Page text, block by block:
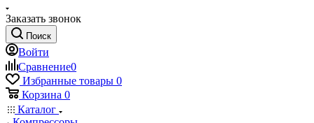
Заказать звонок
Поиск
Войти
Сравнение0
Избранные товары 0
Корзина 0
Каталог